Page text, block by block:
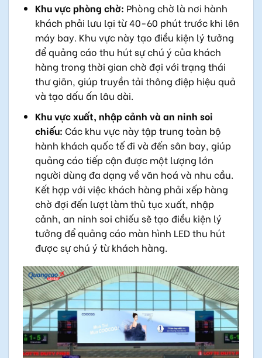
Khu vực phòng chờ: Phòng chờ là nơi hành
khách phải lưu lại từ 40-60 phút trước khi lên
máy bay. Khu vực này tạo điều kiện lý tưởng
để quảng cáo thu hút sự chú ý của khách
hàng trong thời gian chờ đợi với trạng thái
thư giãn, giúp truyền tải thông điệp hiệu quả
và tạo dấu ấn lâu dài.
Khu vực xuất, nhập cảnh và an ninh soi
chiếu: Các khu vực này tập trung toàn bộ
hành khách quốc tế đi và đến sân bay, giúp
quảng cáo tiếp cận được một lượng lớn
người dùng đa dạng về văn hoá và nhu cầu.
Kết hợp với việc khách hàng phải xếp hàng
chờ đợi đến lượt làm thủ tục xuất, nhập
cảnh, an ninh soi chiếu sẽ tạo điều kiện lý
tưởng để quảng cáo màn hình LED thu hút
được sự chú ý từ khách hàng.